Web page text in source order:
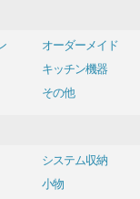
オーダーメイド
キッチン機器
その他
システム収納
小物